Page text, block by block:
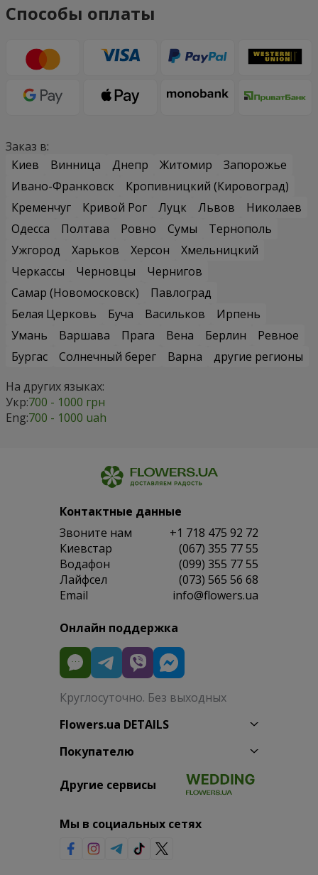
Способы оплаты
Заказ в:
Киев
Винница Днепр Житомир
Запорожье
Ивано-Франковск
Кропивницкий (Кировоград)
Кременчуг
Кривой Рог Луцк Львов
Николаев
Одесса
Полтава Ровно Сумы
Тернополь
Ужгород
Харьков Херсон
Хмельницкий
Черкассы
Черновцы
Чернигов
Самар (Новомосковск)
Павлоград
Белая Церковь
Буча Васильков
Ирпень
Умань
Варшава Прага Вена Берлин
Ревное
Бургас
Солнечный берег Варна
другие регионы
На других языках:
Укр:700 - 1000 грн
Eng:700 - 1000 uah
Контактные данные
Звоните нам
+1 718 475 92 72
Киевстар
(067) 355 77 55
Водафон
(099) 355 77 55
Лайфсел
(073) 565 56 68
Email
info@flowers.ua
Онлайн поддержка
Круглосуточно. Без выходных
Flowers.ua DETAILS
Покупателю
Другие сервисы
Мы в социальных сетях